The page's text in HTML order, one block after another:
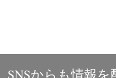
SNSからも情報